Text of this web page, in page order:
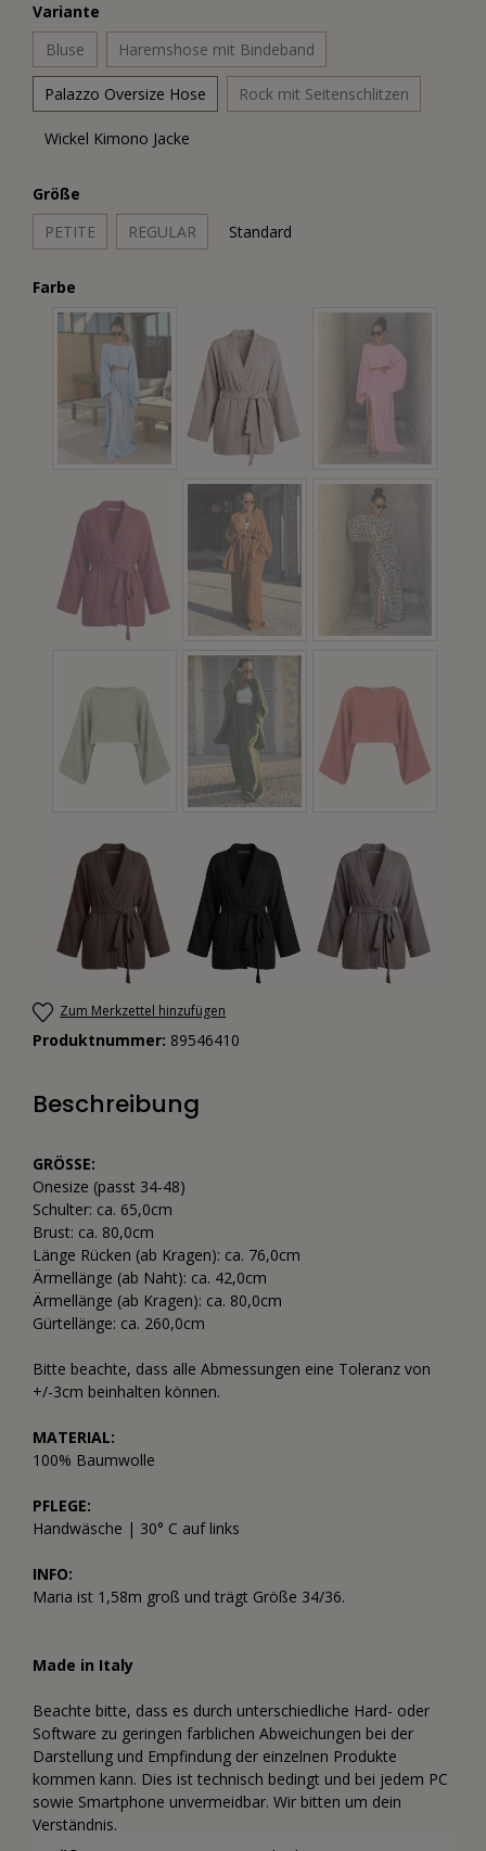
Variante
Bluse
Haremshose mit Bindeband
Palazzo Oversize Hose Rock mit Seitenschlitzen
Wickel Kimono Jacke
Größe
PETITE
REGULAR Standard
Farbe
Zum Merkzettel hinzufügen
Produktnummer: 89546410
Beschreibung
GRÖSSE:
Onesize (passt 34-48)
Schulter: ca. 65,0cm
Brust: ca. 80,0cm
Länge Rücken (ab Kragen): ca. 76,0cm
Ärmellänge (ab Naht): ca. 42,0cm
Ärmellänge (ab Kragen): ca. 80,0cm
Gürtellänge: ca. 260,0cm
Bitte beachte, dass alle Abmessungen eine Toleranz von
+/-3cm beinhalten können.
MATERIAL:
100% Baumwolle
PFLEGE:
Handwäsche | 30° C auf links
INFO:
Maria ist 1,58m groß und trägt Größe 34/36.
Made in Italy
Beachte bitte, dass es durch unterschiedliche Hard- oder
Software zu geringen farblichen Abweichungen bei der
Darstellung und Empfindung der einzelnen Produkte
kommen kann. Dies ist technisch bedingt und bei jedem PC
sowie Smartphone unvermeidbar. Wir bitten um dein
Verständnis.